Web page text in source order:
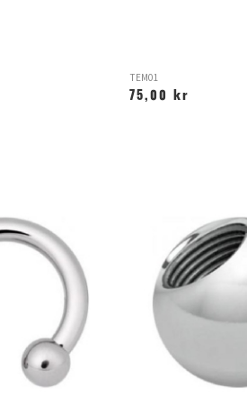
TEM01
75,00 kr